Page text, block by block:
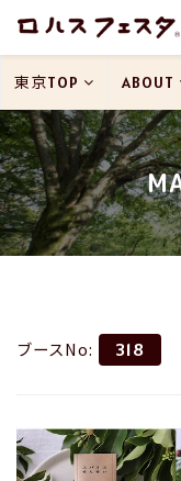
東京TOP ABOUT
ブースNo: 318